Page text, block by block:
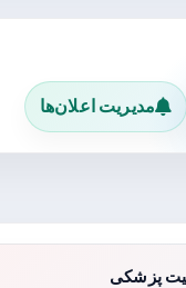
مدیریت اعلان‌ها
پزشکی